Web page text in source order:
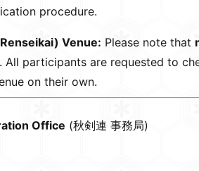
procedure.
Venue: Please note that
. All participants are requested to
on their own.
Office (秋剣連 事務局)